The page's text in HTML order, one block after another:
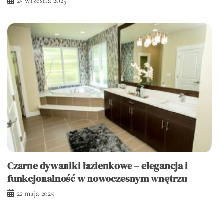
Czarne dywaniki łazienkowe – elegancja i
funkcjonalność w nowoczesnym wnętrzu
22 maja 2025